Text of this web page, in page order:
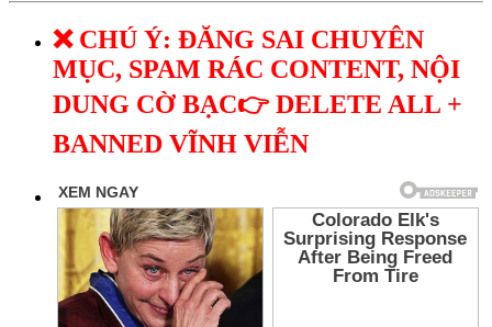
❌ CHÚ Ý: ĐĂNG SAI CHUYÊN
MỤC, SPAM RÁC CONTENT, NỘI
DUNG CỜ BẠC👉 DELETE ALL +
BANNED VĨNH VIỄN